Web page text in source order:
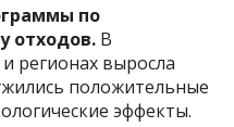
по
отходов. В
регионах выросла
положительные
эффекты.